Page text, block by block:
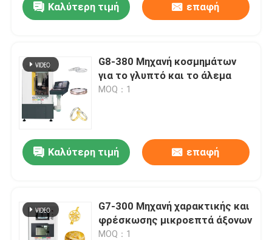
Καλύτερη τιμή επαφή
G8-380 Μηχανή κοσμημάτων
για το γλυπτό και το άλεμα
MOQ：1
Καλύτερη τιμή επαφή
G7-300 Μηχανή χαρακτικής και
φρέσκωσης μικροεπτά άξονων
MOQ：1